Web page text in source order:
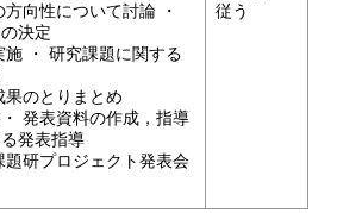
⽅向性について討論 ・
決定
施 ・ 研究課題に関する
果のとりまとめ
・ 発表資料の作成，指導
発表指導
題研プロジェクト発表会
従う